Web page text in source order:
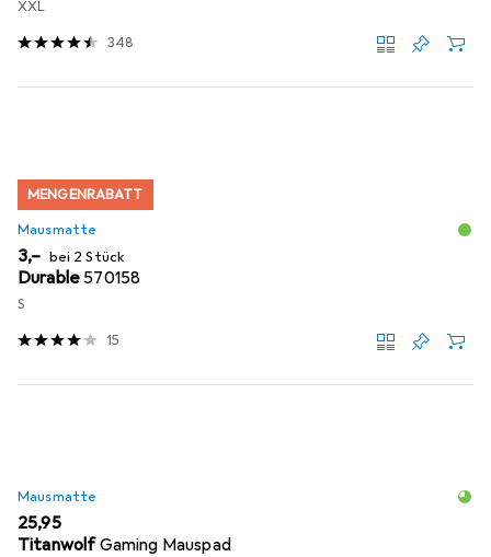
XXL
348
MENGENRABATT
Mausmatte
EUR
3,– bei 2 Stück
Durable570158
S
15
Mausmatte
EUR
25,95
TitanwolfGaming Mauspad